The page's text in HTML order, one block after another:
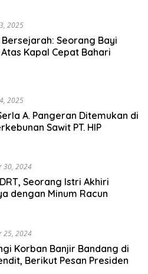
2025
Seorang Bayi
Kapal Cepat Bahari
2025
A. Pangeran Ditemukan di
Sawit PT. HIP
30, 2024
Seorang Istri Akhiri
dengan Minum Racun
25, 2024
Korban Banjir Bandang di
Berikut Pesan Presiden